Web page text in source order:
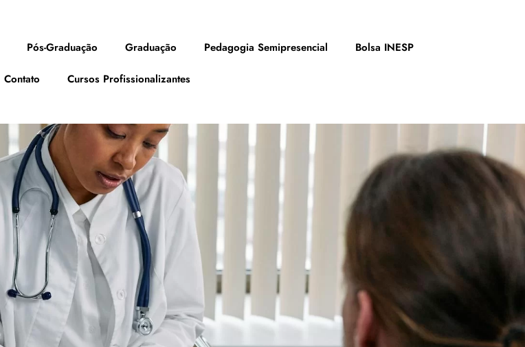
Pós-Graduação Graduação Pedagogia Semipresencial Bolsa INESP
Contato Cursos Profissionalizantes